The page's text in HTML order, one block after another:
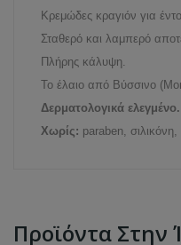
Κρεμώδες κραγιόν για
Σταθερό και λαμπερό
Πλήρης κάλυψη.
Το έλαιο από Βύσσινο
Δερματολογικά ελεγμένο.
Χωρίς: paraben,
Προϊόντα Στην